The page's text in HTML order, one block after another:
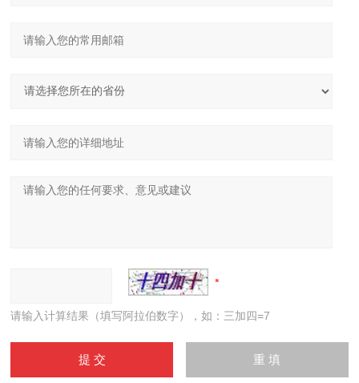
请输入计算结果（填写阿拉伯数字），如：三加四=7